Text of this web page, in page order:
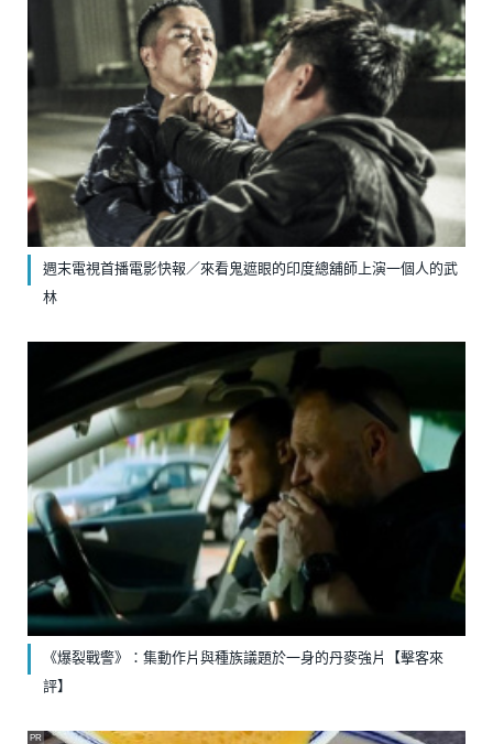
週末電視首播電影快報／來看鬼遮眼的印度總舖師上演一個人的武
林
《爆裂戰警》：集動作片與種族議題於一身的丹麥強片【擊客來
評】
PR